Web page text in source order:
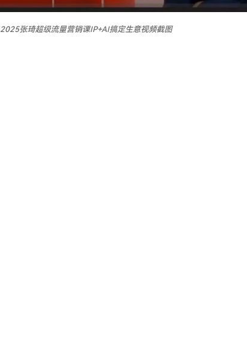
2025张琦超级流量营销课IP+AI搞定生意视频截图